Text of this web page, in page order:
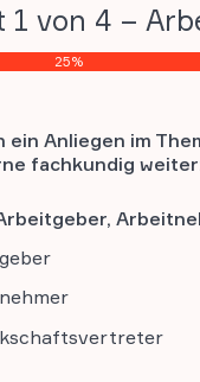
1 von 4 –
25%
ein Anliegen im
fachkundig